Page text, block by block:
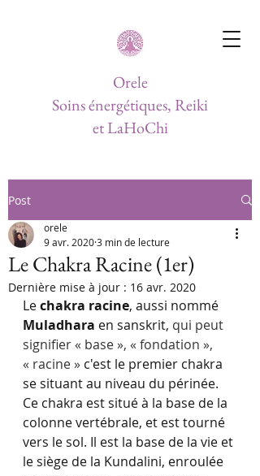
Orele
Soins énergétiques, Reiki
et LaHoChi
Post
Le Chakra Racine (1er)
orele
9 avr. 20203 min de lecture
Dernière mise à jour : 16 avr. 2020
Le chakra racine, aussi nommé
Muladhara en sanskrit, qui peut
signifier « base », « fondation »,
« racine » c'est le premier chakra
se situant au niveau du périnée.
Ce chakra est situé à la base de la
colonne vertébrale, et est tourné
vers le sol. Il est la base de la vie et
le siège de la Kundalini, enroulée